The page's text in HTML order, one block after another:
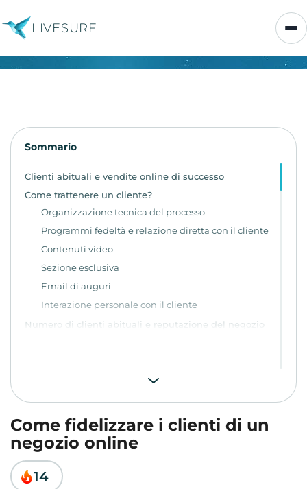
LIVESURF
Sommario
Clienti abituali e vendite online di successo
Come trattenere un cliente?
Organizzazione tecnica del processo
Programmi fedeltà e relazione diretta con il cliente
Contenuti video
Sezione esclusiva
Email di auguri
Interazione personale con il cliente
Numero di clienti abituali e reputazione del negozio
Come fidelizzare i clienti di un
negozio online
14